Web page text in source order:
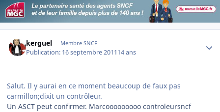
kerguel Membre SNCF
Publication: 16 septembre 201114 ans
Salut. Il y aurai en ce moment beaucoup de faux pas
carmillon;dixit un contrôleur.
Un ASCT peut confirmer. Marcooooooooo controleursncf